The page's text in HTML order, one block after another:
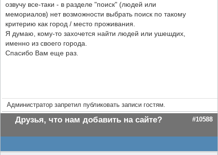
озвучу все-таки - в разделе "поиск" (людей или
мемориалов) нет возможности выбрать поиск по такому
критерию как город / место проживания.
Я думаю, кому-то захочется найти людей или ушешдих,
именно из своего города.
Спасибо Вам еще раз.
Администратор запретил публиковать записи гостям.
Друзья, что нам добавить на сайте? #10588